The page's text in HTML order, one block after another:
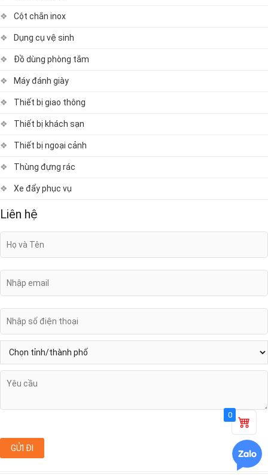
Cột chắn inox
Dụng cụ vệ sinh
Đồ dùng phòng tắm
Máy đánh giày
Thiết bị giao thông
Thiết bị khách sạn
Thiết bị ngoại cảnh
Thùng đựng rác
Xe đẩy phục vụ
Liên hệ
0